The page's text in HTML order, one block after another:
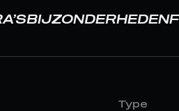
BIJZONDERHEDEN
Type